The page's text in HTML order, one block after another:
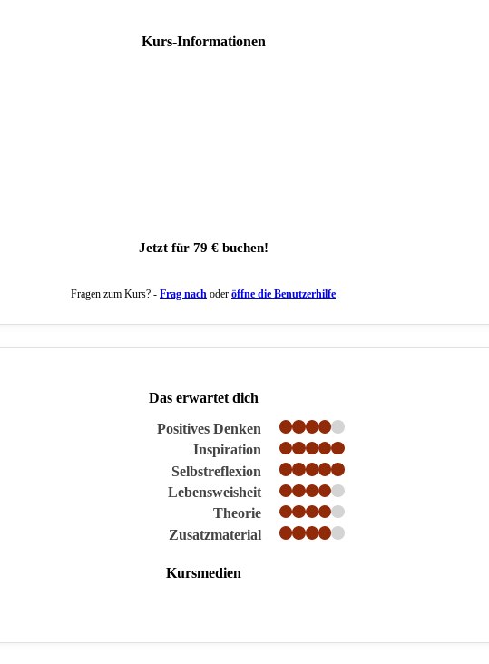
Kurs-Informationen
Jetzt für 79 € buchen!
Fragen zum Kurs? - Frag nach oder öffne die Benutzerhilfe
Das erwartet dich
Positives Denken
Inspiration
Selbstreflexion
Lebensweisheit
Theorie
Zusatzmaterial
Kursmedien